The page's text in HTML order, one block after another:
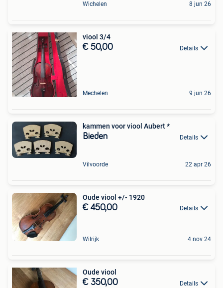
Wichelen 8 jun 26
viool 3/4
€ 50,00 Details
Mechelen 9 jun 26
kammen voor viool Aubert *
Bieden Details
Vilvoorde 22 apr 26
Oude viool +/- 1920
€ 450,00 Details
Wilrijk 4 nov 24
Oude viool
€ 350,00 Details